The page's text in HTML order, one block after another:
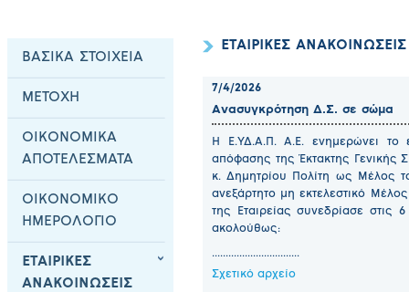
ΒΑΣΙΚΑ ΣΤΟΙΧΕΙΑ
ΜΕΤΟΧΗ
ΟΙΚΟΝΟΜΙΚΑ
ΑΠΟΤΕΛΕΣΜΑΤΑ
ΟΙΚΟΝΟΜΙΚΟ
ΗΜΕΡΟΛΟΓΙΟ
ΕΤΑΙΡΙΚΕΣ
ΑΝΑΚΟΙΝΩΣΕΙΣ
ΕΤΑΙΡΙΚΕΣ ΑΝΑΚΟΙΝΩΣΕΙΣ
7/4/2026
Ανασυγκρότηση Δ.Σ. σε σώμα
Η Ε.ΥΔ.Α.Π. Α.Ε. ενημερώνει το
απόφασης της Έκτακτης Γενικής
κ. Δημητρίου Πολίτη ως Μέλος
ανεξάρτητο μη εκτελεστικό
της Εταιρείας συνεδρίασε
ακολούθως:
................................
Σχετικό αρχείο